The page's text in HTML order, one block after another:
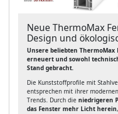
Neue ThermoMax
Design und
Unsere beliebten
erneuert und sowohl
Stand gebracht.
Die Kunststoffprofile mit
entsprechen mit ihrer
Trends. Durch die niedrigeren
das Fenster mehr Licht herein